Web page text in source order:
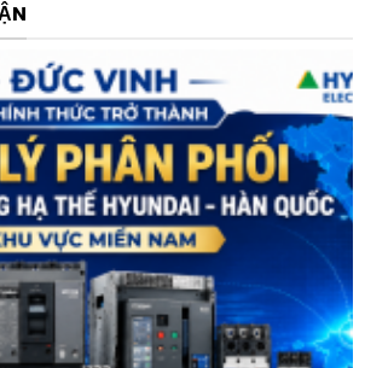
gian lắp đặt.
tế của Biến tần ABB
039A-4+J400
tầm trung và các tính năng linh
ứng dụng rộng rãi trong:
và quạt:Điều khiển lưu lượng nước
máy xử lý nước thải, hệ thống tăng áp
công nghiệp.
Điều chỉnh tốc độ động cơ máy nén
dụng thực tế để tiết kiệm điện.